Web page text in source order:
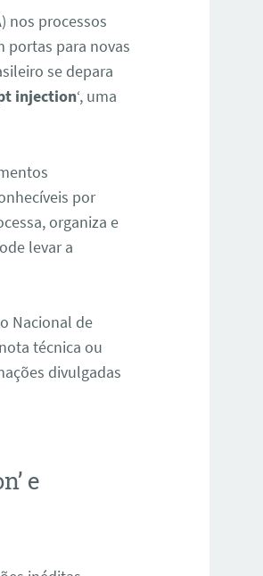
nos processos
portas para novas
se depara
injection‘, uma
por
organiza e
levar a
Nacional de
técnica ou
divulgadas
e